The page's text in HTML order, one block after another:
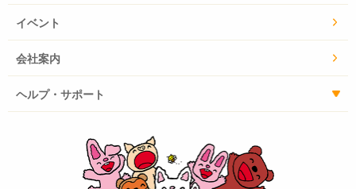
イベント
会社案内
ヘルプ・サポート